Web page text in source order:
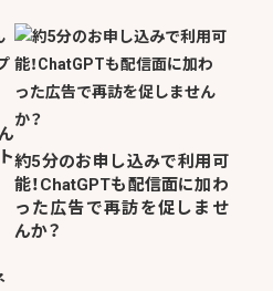
約5分のお申し込みで利用可
能！ChatGPTも配信面に加わ
った広告で再訪を促しませ
んか？